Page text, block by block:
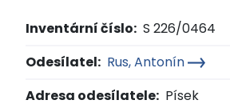
Inventární číslo: S 226/0464
Odesílatel: Rus, Antonín
Adresa odesílatele: Písek